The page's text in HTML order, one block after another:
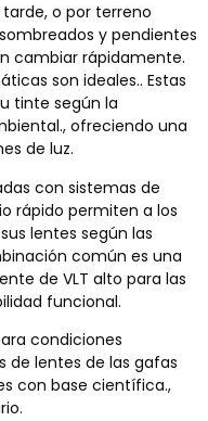
o por terreno
y pendientes
cambiar rápidamente.
son ideales.. Estas
tinte según la
ofreciendo una
de luz.
con sistemas de
rápido permiten a los
lentes según las
común es una
de VLT alto para las
funcional.
condiciones
de lentes de las gafas
con base científica.,